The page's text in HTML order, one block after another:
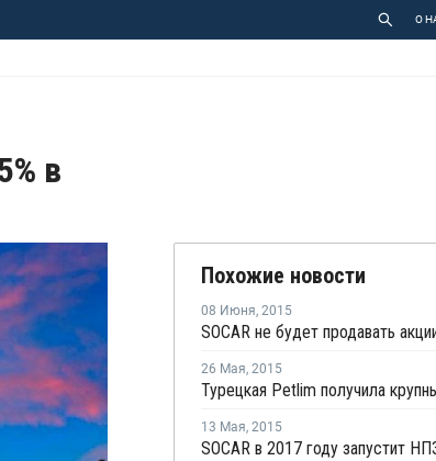
О
в
Похожие новости
08 Июня, 2015
SOCAR не будет продавать
26 Мая, 2015
Турецкая Petlim получила
13 Мая, 2015
SOCAR в 2017 году запустит